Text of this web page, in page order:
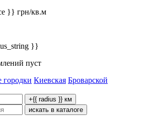
}} грн/кв.м
}}
пуст
городки Киевская Броварской
+{{ radius }} км
искать в каталоге